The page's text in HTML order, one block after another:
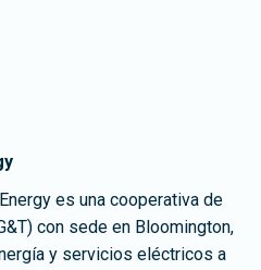
es una cooperativa de
con sede en Bloomington,
y servicios eléctricos a